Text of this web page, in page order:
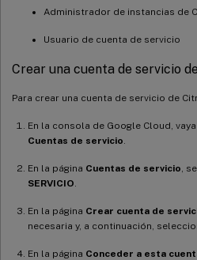
Administrador de instancias de
Usuario de cuenta de servicio
Crear una cuenta de servicio
Para crear una cuenta de servicio de
En la consola de Google Cloud, vaya
Cuentas de servicio
En la página Cuentas de servicio ,
SERVICIO
En la página Crear cuenta de
necesaria y, a continuación,
En la página Conceder a esta